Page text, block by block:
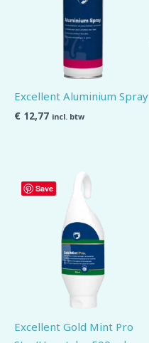
Excellent Aluminium Spray
€ 12,77 incl. btw
Save
Excellent Gold Mint Pro